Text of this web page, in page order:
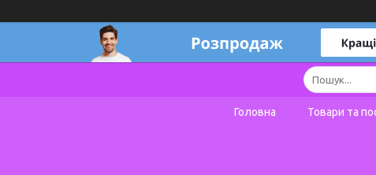
Головна Товари та